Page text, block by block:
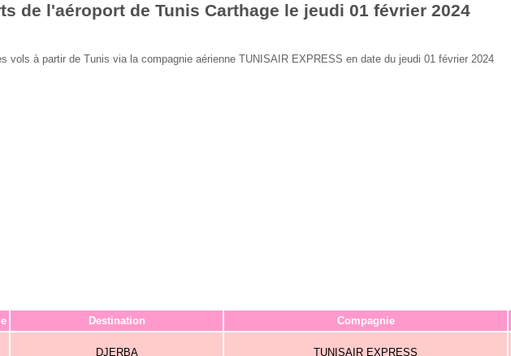
de l'aéroport de Tunis Carthage le jeudi 01 février 2024
vols à partir de Tunis via la compagnie aérienne TUNISAIR EXPRESS en date du jeudi 01 février 2024
Destination Compagnie
DJERBA TUNISAIR EXPRESS